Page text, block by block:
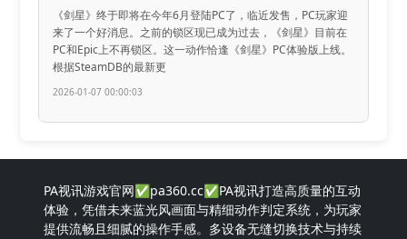
《剑星》终于即将在今年6月登陆PC了，临近发售，PC玩家迎
来了一个好消息。之前的锁区现已成为过去，《剑星》目前在
PC和Epic上不再锁区。这一动作恰逢《剑星》PC体验版上线。
根据SteamDB的最新更
2026-01-07 00:00:03
PA视讯游戏官网✅pa360.cc✅PA视讯打造高质量的互动
体验，凭借未来蓝光风画面与精细动作判定系统，为玩家
提供流畅且细腻的操作手感。多设备无缝切换技术与持续